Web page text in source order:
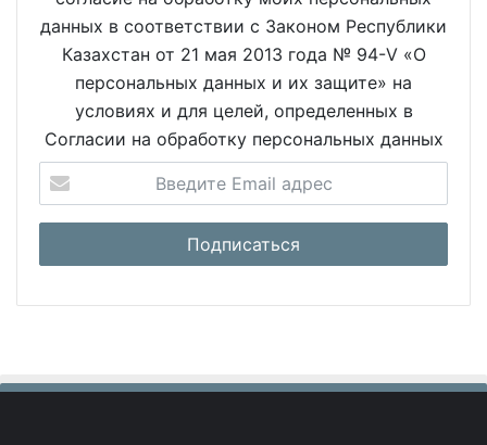
данных в соответствии с Законом Республики
Казахстан от 21 мая 2013 года № 94-V «О
персональных данных и их защите» на
условиях и для целей, определенных в
Согласии на обработку персональных данных